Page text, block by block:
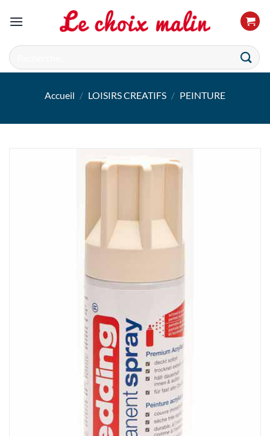
Recherche
pour :
Accueil / LOISIRS CREATIFS / PEINTURE